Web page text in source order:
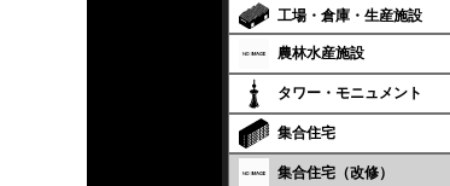
工場・倉庫・生産施設
農林水産施設
タワー・モニュメント
集合住宅
集合住宅（改修）